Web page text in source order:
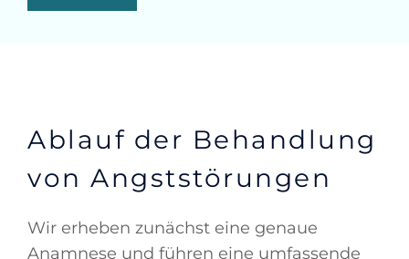
Ablauf der Behandlung
von Angststörungen
Wir erheben zunächst eine genaue
Anamnese und führen eine umfassende